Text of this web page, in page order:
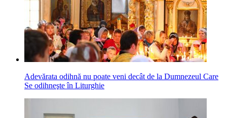
Adevărata odihnă nu poate veni decât de la Dumnezeul Care
Se odihneşte în Liturghie